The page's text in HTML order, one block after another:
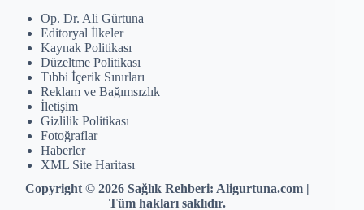
Op. Dr. Ali Gürtuna
Editoryal İlkeler
Kaynak Politikası
Düzeltme Politikası
Tıbbi İçerik Sınırları
Reklam ve Bağımsızlık
İletişim
Gizlilik Politikası
Fotoğraflar
Haberler
XML Site Haritası
Copyright © 2026 Sağlık Rehberi: Aligurtuna.com |
Tüm hakları saklıdır.